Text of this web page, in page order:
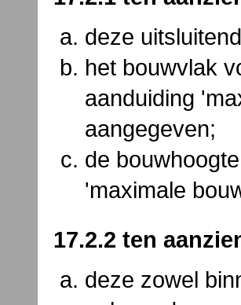
deze
het bouwvlak
aanduiding
aangegeven;
de
'maximale
17.2.2 ten
deze zowel